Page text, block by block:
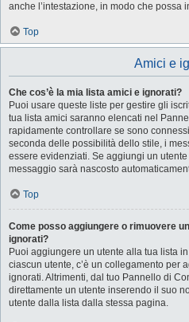
anche l’intestazione, in modo che possa
Top
Amici e
Che cos’è la mia lista amici e ignorati?
Puoi usare queste liste per gestire gli
tua lista amici saranno elencati nel
rapidamente controllare se sono
seconda delle possibilità dello stile, i
essere evidenziati. Se aggiungi un
messaggio sarà nascosto
Top
Come posso aggiungere o rimuovere
ignorati?
Puoi aggiungere un utente alla tua lista
ciascun utente, c’è un collegamento per
ignorati. Altrimenti, dal tuo Pannello di
direttamente un utente inserendo il suo
utente dalla lista dalla stessa pagina.